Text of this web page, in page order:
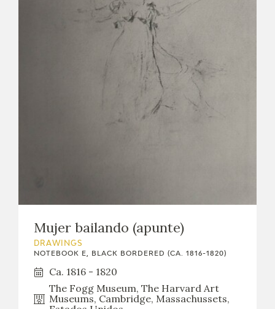
Mujer bailando (apunte)
DRAWINGS
NOTEBOOK E, BLACK BORDERED (CA. 1816-1820)
Ca. 1816 - 1820
The Fogg Museum, The Harvard Art
Museums, Cambridge, Massachussets,